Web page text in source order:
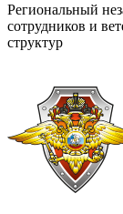
Региональный
сотрудников и
структур